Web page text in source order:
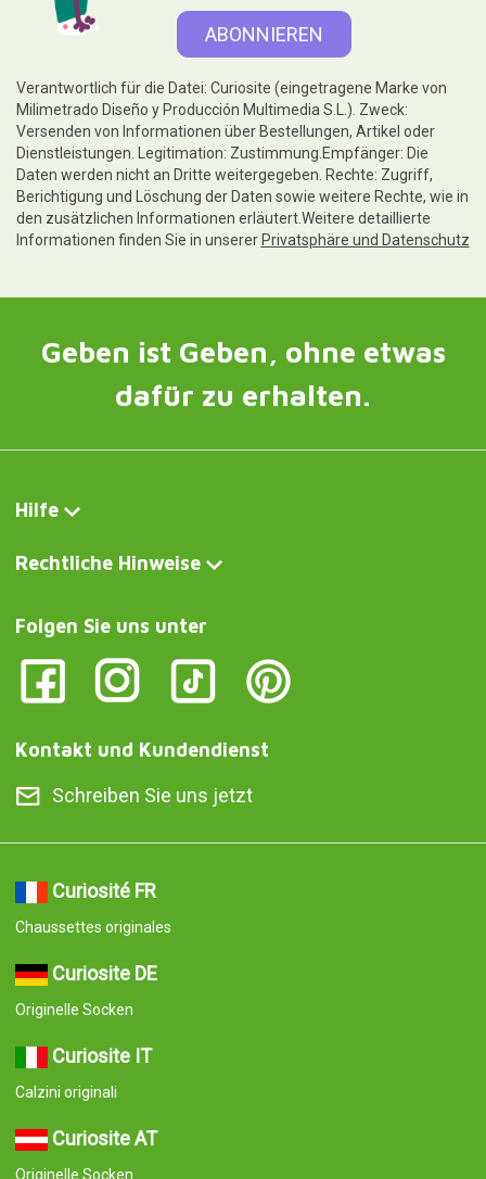
Verantwortlich für die Datei: Curiosite (eingetragene Marke von
Milimetrado Diseño y Producción Multimedia S.L.). Zweck:
Versenden von Informationen über Bestellungen, Artikel oder
Dienstleistungen. Legitimation: Zustimmung.Empfänger: Die
Daten werden nicht an Dritte weitergegeben. Rechte: Zugriff,
Berichtigung und Löschung der Daten sowie weitere Rechte, wie in
den zusätzlichen Informationen erläutert.Weitere detaillierte
Informationen finden Sie in unserer Privatsphäre und Datenschutz
Geben ist Geben, ohne etwas
dafür zu erhalten.
Hilfe
Rechtliche Hinweise
Folgen Sie uns unter
Kontakt und Kundendienst
Schreiben Sie uns jetzt
Curiosité FR
Chaussettes originales
Curiosite DE
Originelle Socken
Curiosite IT
Calzini originali
Curiosite AT
Originelle Socken